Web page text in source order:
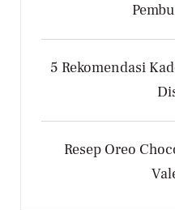
5 Rekomendasi
Resep Oreo